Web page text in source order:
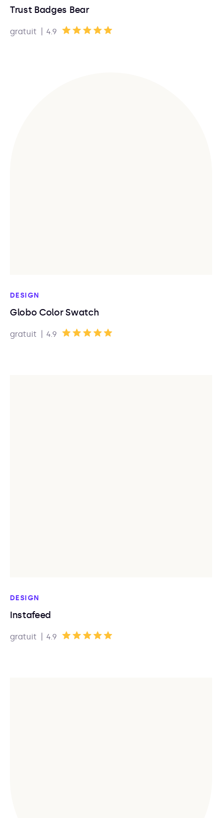
Trust Badges Bear
gratuit | 4.9
DESIGN
Globo Color Swatch
gratuit | 4.9
DESIGN
Instafeed
gratuit | 4.9